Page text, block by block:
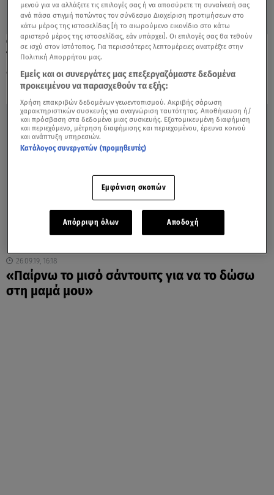
18.10.22, 13:25
Τα μικρότερα παιδιά επιλέγουν την υγιεινή
διατροφή
26.09.19, 16:18
«Παίρνω το μισό σάντουιτς για να το δώσω
στη μαμά μου»
μενού για να αλλάξετε τις επιλογές σας ή να αποσύρετε τη συναίνεσή σας
ανά πάσα στιγμή πατώντας τον σύνδεσμο Διαχείριση προτιμήσεων στο
κάτω μέρος της ιστοσελίδας [ή το αιωρούμενο εικονίδιο στο κάτω
αριστερό μέρος της ιστοσελίδας, εάν υπάρχει]. Οι επιλογές σας θα τεθούν
σε ισχύ στον Ιστότοπος. Για περισσότερες λεπτομέρειες ανατρέξτε στην
Πολιτική Απορρήτου μας.
Εμείς και οι συνεργάτες μας επεξεργαζόμαστε δεδομένα
προκειμένου να παρασχεθούν τα εξής:
Χρήση επακριβών δεδομένων γεωεντοπισμού. Ακριβής σάρωση
χαρακτηριστικών συσκευής για αναγνώριση ταυτότητας. Αποθήκευση ή/
και πρόσβαση στα δεδομένα μιας συσκευής. Εξατομικευμένη διαφήμιση
και περιεχόμενο, μέτρηση διαφήμισης και περιεχομένου, έρευνα κοινού
και ανάπτυξη υπηρεσιών.
Κατάλογος συνεργατών (προμηθευτές)
Εμφάνιση σκοπών
Απόρριψη όλων Αποδοχή